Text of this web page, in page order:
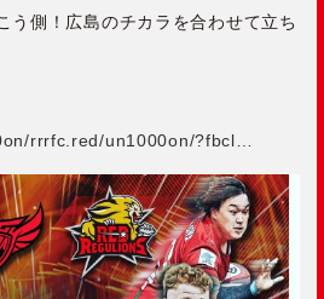
う側！広島のチカラを合わせて立ち
rrrfc.red/un1000on/?fbcl…